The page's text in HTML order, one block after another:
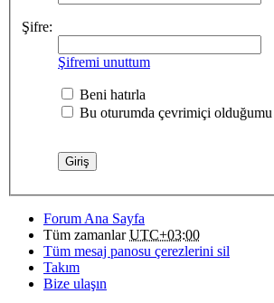
Şifre:
Şifremi unuttum
Beni hatırla
Bu oturumda çevrimiçi
Forum Ana Sayfa
Tüm zamanlarUTC+03:00
Tüm mesaj panosu çerezlerini sil
Takım
Bize ulaşın